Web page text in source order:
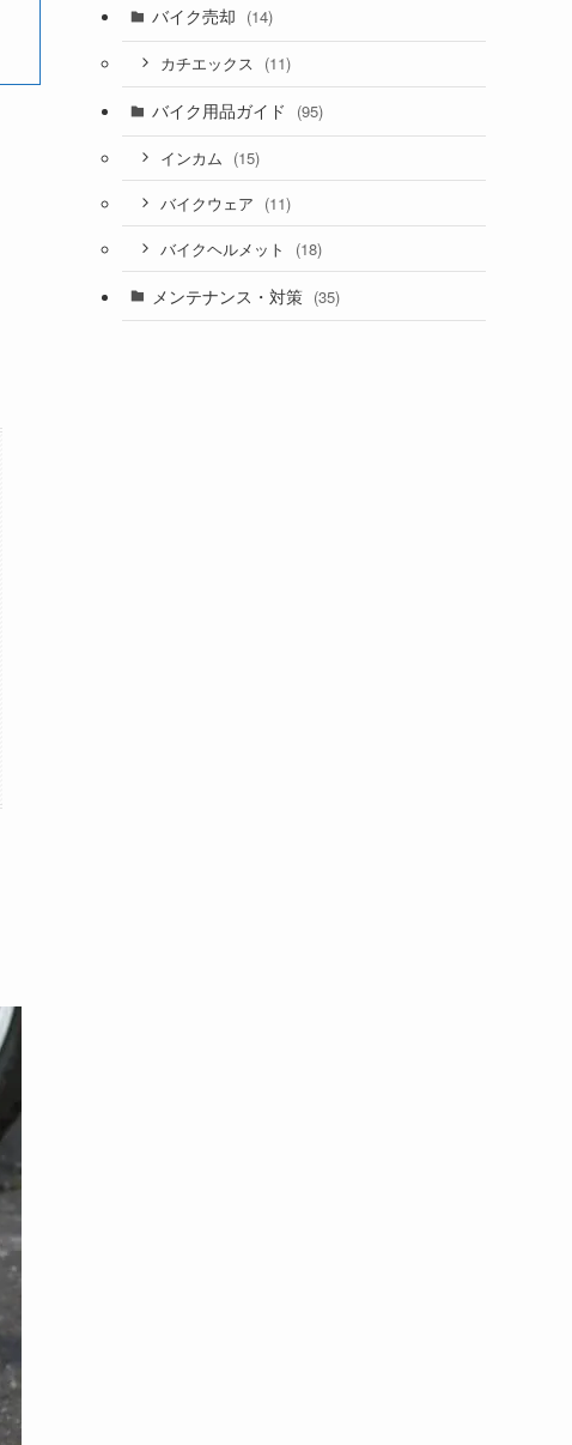
バイク売却 (14)
カチエックス (11)
バイク用品ガイド (95)
インカム (15)
バイクウェア (11)
バイクヘルメット (18)
メンテナンス・対策 (35)